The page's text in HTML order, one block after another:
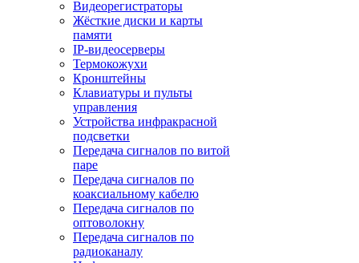
Видеорегистраторы
Жёсткие диски и карты
памяти
IP-видеосерверы
Термокожухи
Кронштейны
Клавиатуры и пульты
управления
Устройства инфракрасной
подсветки
Передача сигналов по витой
паре
Передача сигналов по
коаксиальному кабелю
Передача сигналов по
оптоволокну
Передача сигналов по
радиоканалу